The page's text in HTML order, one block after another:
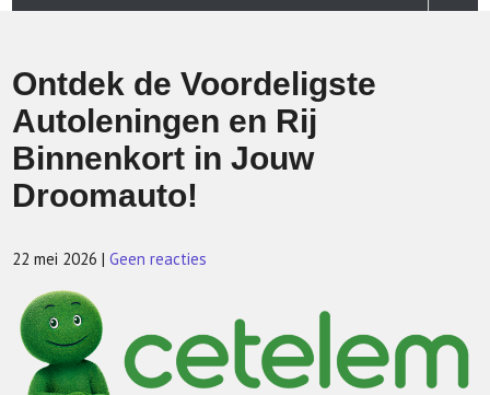
Ontdek de Voordeligste
Autoleningen en Rij
Binnenkort in Jouw
Droomauto!
22 mei 2026 |Geen reacties